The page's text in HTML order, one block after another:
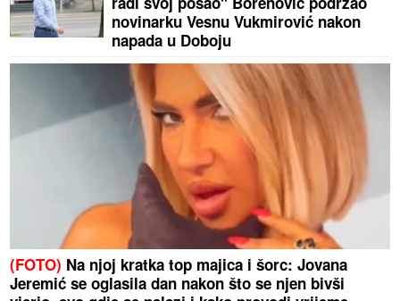
novinarku Vesnu Vukmirović nakon
napada u Doboju
(FOTO) Na njoj kratka top majica i šorc: Jovana
Jeremić se oglasila dan nakon što se njen bivši